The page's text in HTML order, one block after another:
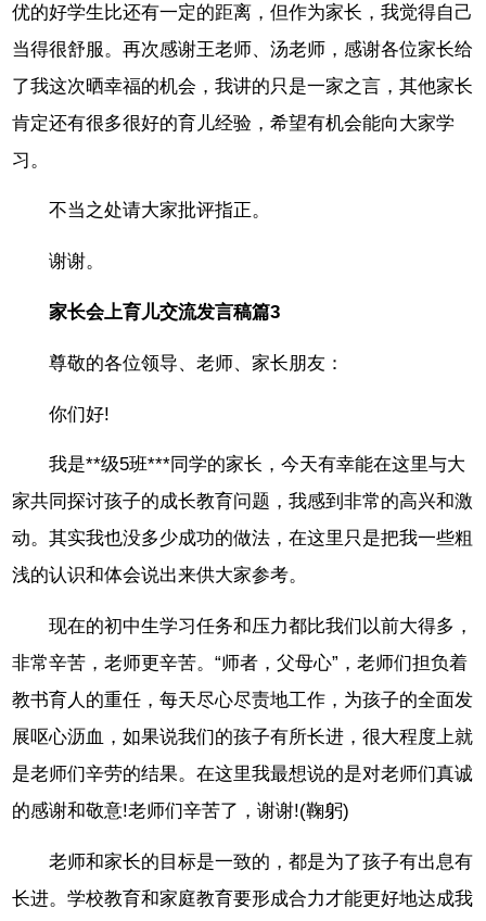
优的好学生比还有一定的距离，但作为家长，我觉得自己
当得很舒服。再次感谢王老师、汤老师，感谢各位家长给
了我这次晒幸福的机会，我讲的只是一家之言，其他家长
肯定还有很多很好的育儿经验，希望有机会能向大家学
习。
不当之处请大家批评指正。
谢谢。
家长会上育儿交流发言稿篇3
尊敬的各位领导、老师、家长朋友：
你们好!
我是**级5班***同学的家长，今天有幸能在这里与大
家共同探讨孩子的成长教育问题，我感到非常的高兴和激
动。其实我也没多少成功的做法，在这里只是把我一些粗
浅的认识和体会说出来供大家参考。
现在的初中生学习任务和压力都比我们以前大得多，
非常辛苦，老师更辛苦。“师者，父母心”，老师们担负着
教书育人的重任，每天尽心尽责地工作，为孩子的全面发
展呕心沥血，如果说我们的孩子有所长进，很大程度上就
是老师们辛劳的结果。在这里我最想说的是对老师们真诚
的感谢和敬意!老师们辛苦了，谢谢!(鞠躬)
老师和家长的目标是一致的，都是为了孩子有出息有
长进。学校教育和家庭教育要形成合力才能更好地达成我